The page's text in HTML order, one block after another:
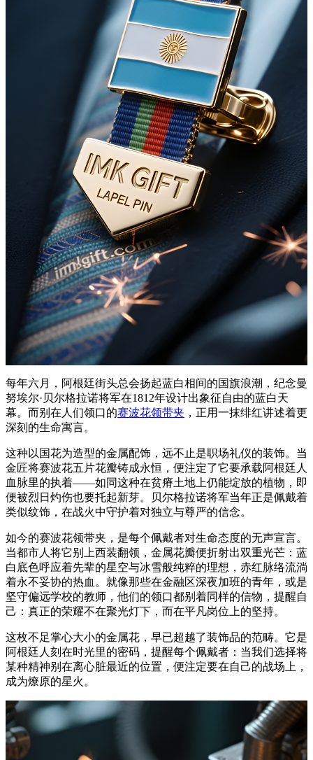
每年六月，阿根廷街头总会扬起蓝白相间的国旗浪潮，纪念曼
努埃尔·贝尔格拉诺将军在1812年设计出象征自由的蓝白天
幕。而别在人们领口的赛波花领带夹 ，正用一抹绯红讲述着更
深刻的生命寓言。
这种以国花为造型的金属配饰，远不止是职场礼仪的装饰。当
金匠将赛波花五片花瓣铸成永恒，便注定了它要承载阿根廷人
血脉里的执着——如同这种在贫瘠土地上仍能绽放的植物，即
便被烈日灼伤也要托起新芽。贝尔格拉诺将军当年正是佩戴着
类似纹饰，在战火中守护着对独立与尊严的信念。
如今的赛波花领带夹，是每个佩戴者对生命态度的无声宣言。
当都市人将它别上西装翻领，金属花瓣便折射出双重光芒：蓝
白底色呼应着先辈的星空与冰雪般纯粹的理想，赤红脉络流淌
着永不妥协的热血。就像那些在金融区深夜加班的青年，或是
坚守偏远学校的教师，他们的领口都别着同样的信物，提醒自
己：真正的荣耀不在聚光灯下，而在平凡岗位上的坚持。
这枚不足掌心大小的金属花，早已超越了装饰品的范畴。它是
阿根廷人刻在时光里的密码，提醒每个佩戴者：当我们选择将
某种精神别在离心脏最近的位置，便注定要在自己的战场上，
成为燎原的星火。